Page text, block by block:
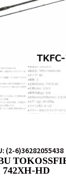
(2-6)36282055438
742XH-HD